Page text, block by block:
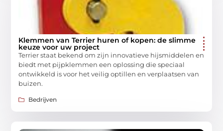
Klemmen van Terrier huren of kopen: de slimme
keuze voor uw project
Terrier staat bekend om zijn innovatieve hijsmiddelen en
biedt met pijpklemmen een oplossing die speciaal
ontwikkeld is voor het veilig optillen en verplaatsen van
buizen.
Bedrijven